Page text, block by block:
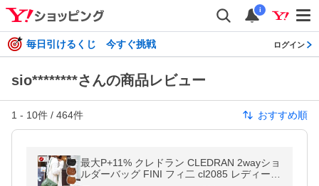
i
毎日引けるくじ 今すぐ挑戦 ログイン
sio********さんの商品レビュー
1 - 10件 / 464件 おすすめ順
最大P+11% クレドラン CLEDRAN 2wayショ
ルダーバッグ FINI フィ二 cl2085 レディース